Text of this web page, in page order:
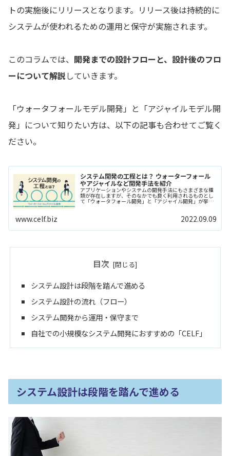
トの実施後にリリースとなります。リリース後は持続的に
システムが使われるための運用と保守が実施されます。
このコラムでは、 開発までの設計フローと、設計後のフロ
ーについて解説していきます。
「ウォータフォールモデル開発」と「アジャイルモデル開
発」について知りたい方は、以下の記事も合わせてご覧く
ださい。
システム開発の工程とは？ ウォーターフォール
やアジャイルなど開発手法を紹介
アプリケーションやシステムの開発手法にもさまざまな種
類が存在しますが、そのなかでも良く利用されるものとし
て「ウォータフォール開発」と「アジャイル開発」が挙げ
www.celf.biz 2022.09.09
目次
システム設計は段階を踏んで進める
システム設計の流れ（フロー）
システム開発から運用・保守まで
自社での小規模なシステム開発におすすめの「CELF」
システム設計は段階を踏んで進める